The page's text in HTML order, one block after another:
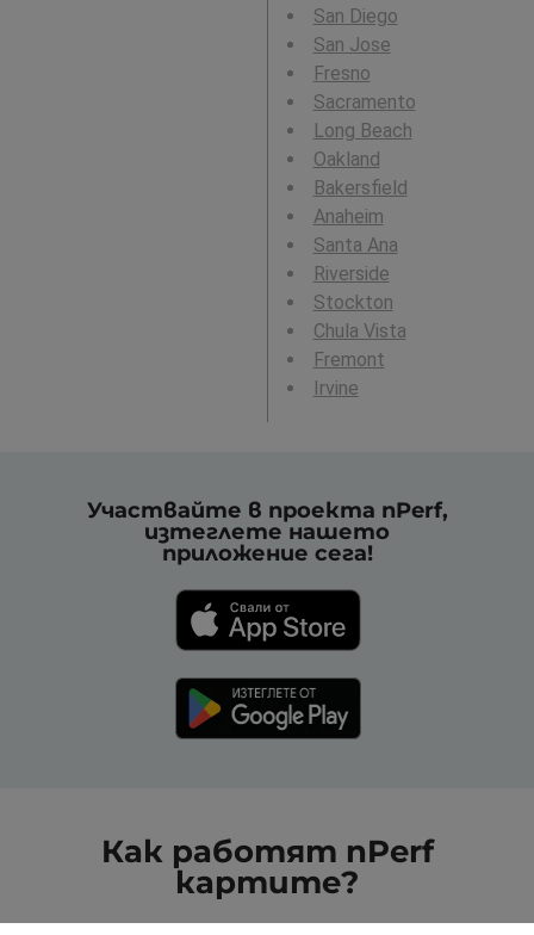
San Diego
San Jose
Fresno
Sacramento
Long Beach
Oakland
Bakersfield
Anaheim
Santa Ana
Riverside
Stockton
Chula Vista
Fremont
Irvine
Участвайте в проекта nPerf,
изтеглете нашето
приложение сега!
Как работят nPerf
картите?